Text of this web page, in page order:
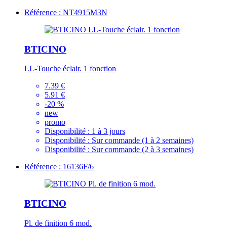
Référence : NT4915M3N
BTICINO
LL-Touche éclair. 1 fonction
7.39 €
5.91 €
-20 %
new
promo
Disponibilité : 1 à 3 jours
Disponibilité : Sur commande (1 à 2 semaines)
Disponibilité : Sur commande (2 à 3 semaines)
Référence : 16136F/6
BTICINO
Pl. de finition 6 mod.